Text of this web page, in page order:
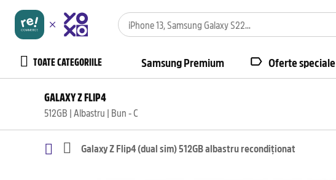
TOATE CATEGORIILE Samsung Premium Oferte speciale
GALAXY Z FLIP4
512GB | Albastru | Bun - C
Galaxy Z Flip4 (dual sim) 512GB albastru recondiționat